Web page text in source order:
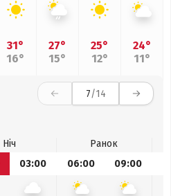
31°
16°
27°
15°
25°
12°
24°
11°
7/14
Ніч
Ранок
03:00 06:00 09:00